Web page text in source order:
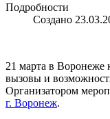
Подробности
Создано
21 марта в Воронеже
вызовы и
Организатором
г. Воронеж.